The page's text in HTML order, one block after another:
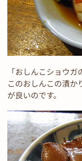
「おしんこショウガ
このおしんこの漬か
が良いのです。